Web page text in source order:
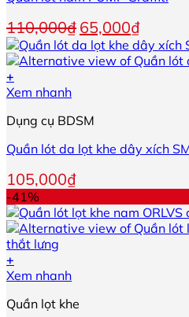
trang
sản
phẩm
biến
thể.
Các
tùy
chọn
có
thể
được
chọn
trên
trang
sản
phẩm
110,000₫ Giá
gốc
là:
110,000₫.
65,000₫Giá
hiện
tại
là:
+
Xem nhanh
Dụng cụ BDSM
Quần lót da lọt khe dây xích
105,000₫
-41%
+
Sản
này
Xem nhanh
Quần lọt khe